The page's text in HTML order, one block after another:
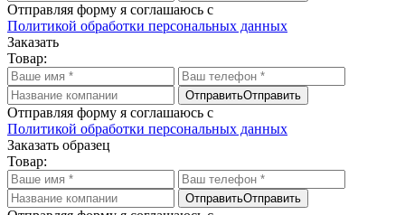
Отправляя форму я соглашаюсь с
Политикой обработки персональных данных
Заказать
Товар:
ОтправитьОтправить
Отправляя форму я соглашаюсь с
Политикой обработки персональных данных
Заказать образец
Товар:
ОтправитьОтправить